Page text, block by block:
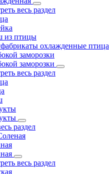
весь раздел
из птицы
охлажденные птица
заморозки
заморозки
весь раздел
раздел
весь раздел